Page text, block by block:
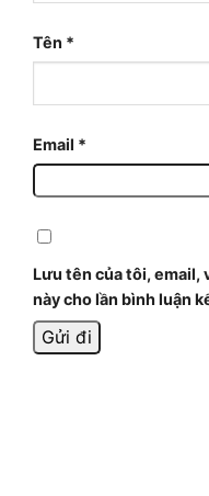
Tên *
Email *
Lưu tên của tôi,
này cho lần bình luận